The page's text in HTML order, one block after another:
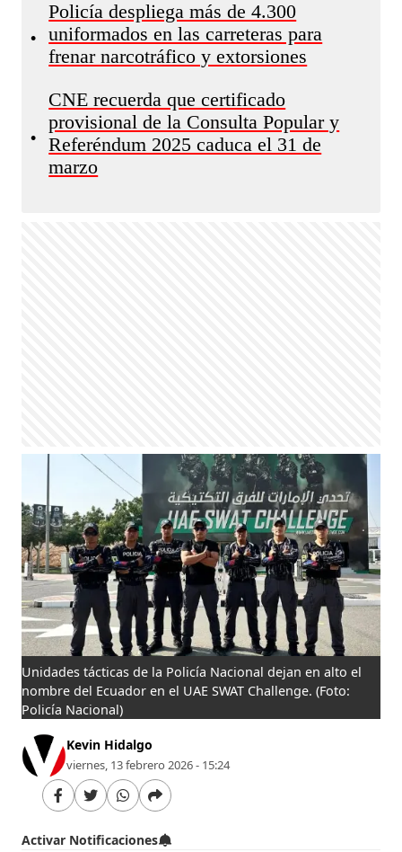
•
Policía despliega más de 4.300
uniformados en las carreteras para
frenar narcotráfico y extorsiones
•
CNE recuerda que certificado
provisional de la Consulta Popular y
Referéndum 2025 caduca el 31 de
marzo
Unidades tácticas de la Policía Nacional dejan en alto el
nombre del Ecuador en el UAE SWAT Challenge.(Foto:
Policía Nacional)
Kevin Hidalgo
viernes, 13 febrero 2026 - 15:24
Activar Notificaciones